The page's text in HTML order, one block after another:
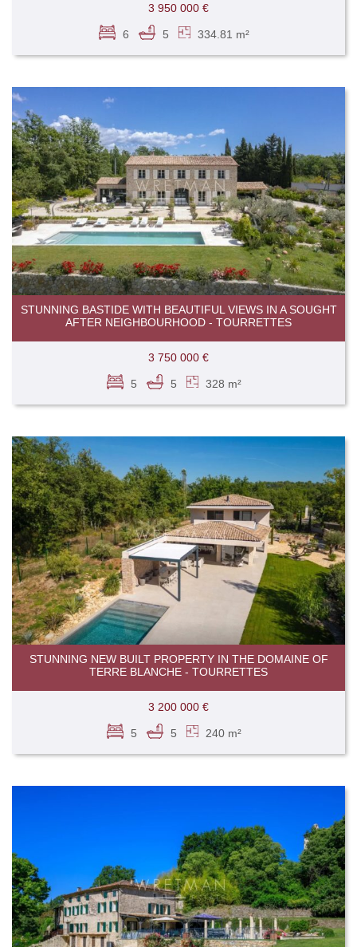
3 950 000 €
6 5 334.81 m²
STUNNING BASTIDE WITH BEAUTIFUL VIEWS IN A SOUGHT
AFTER NEIGHBOURHOOD - TOURRETTES
3 750 000 €
5 5 328 m²
STUNNING NEW BUILT PROPERTY IN THE DOMAINE OF
TERRE BLANCHE - TOURRETTES
3 200 000 €
5 5 240 m²